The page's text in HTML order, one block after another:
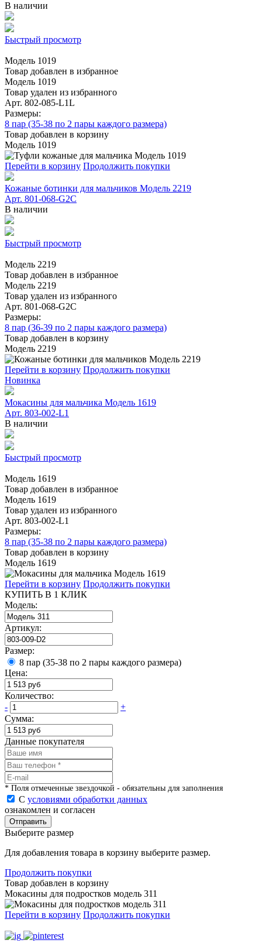
В наличии
Быстрый просмотр
Модель 1019
Товар добавлен в избранное
Модель 1019
Товар удален из избранного
Арт. 802-085-L1L
Размеры:
8 пар (35-38 по 2 пары каждого размера)
Товар добавлен в корзину
Модель 1019
Перейти в корзину Продолжить покупки
Кожаные ботинки для мальчиков Модель 2219
Арт. 801-068-G2C
В наличии
Быстрый просмотр
Модель 2219
Товар добавлен в избранное
Модель 2219
Товар удален из избранного
Арт. 801-068-G2C
Размеры:
8 пар (36-39 по 2 пары каждого размера)
Товар добавлен в корзину
Модель 2219
Перейти в корзину Продолжить покупки
Новинка
Мокасины для мальчика Модель 1619
Арт. 803-002-L1
В наличии
Быстрый просмотр
Модель 1619
Товар добавлен в избранное
Модель 1619
Товар удален из избранного
Арт. 803-002-L1
Размеры:
8 пар (35-38 по 2 пары каждого размера)
Товар добавлен в корзину
Модель 1619
Перейти в корзину Продолжить покупки
КУПИТЬ В 1 КЛИК
Модель:
Артикул:
Размер:
8 пар (35-38 по 2 пары каждого размера)
Цена:
Количество:
-
+
Сумма:
Данные покупателя
* Поля отмеченные звездочкой - обязательны для заполнения
С условиями обработки данных
ознакомлен и согласен
Отправить
Выберите размер
Для добавления товара в корзину выберите размер.
Продолжить покупки
Товар добавлен в корзину
Мокасины для подростков модель 311
Перейти в корзину Продолжить покупки